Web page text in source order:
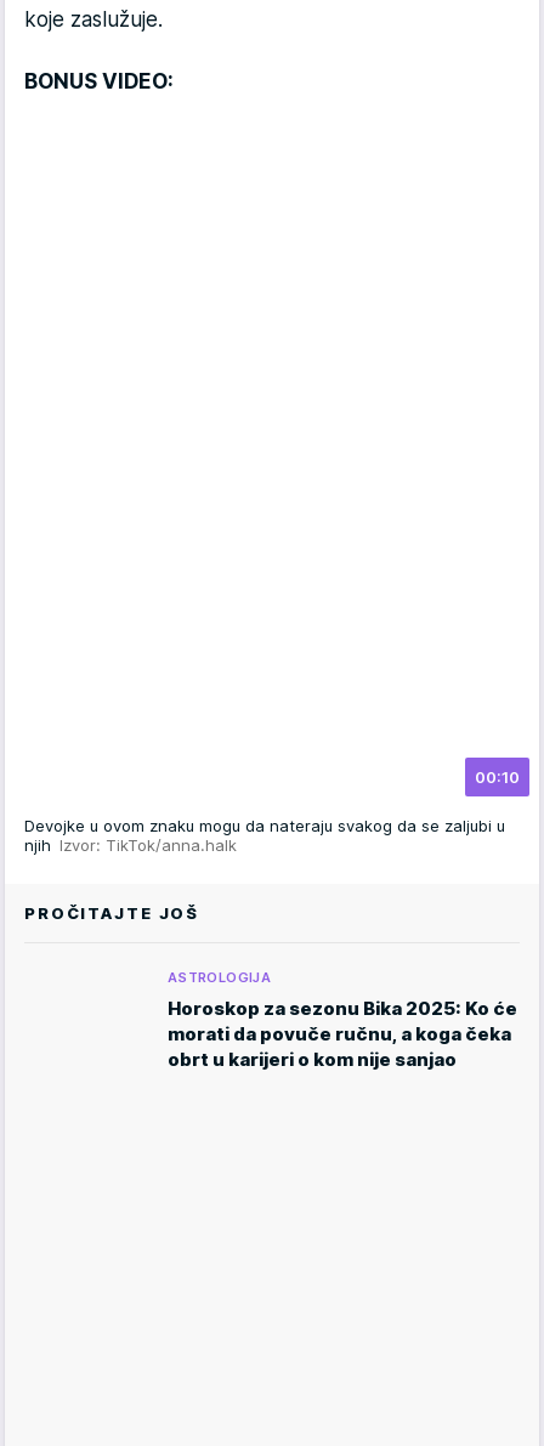
koje zaslužuje.
BONUS VIDEO:
00:10
Devojke u ovom znaku mogu da nateraju svakog da se zaljubi u
njih Izvor: TikTok/anna.halk
PROČITAJTE JOŠ
ASTROLOGIJA
Horoskop za sezonu Bika 2025: Ko će
morati da povuče ručnu, a koga čeka
obrt u karijeri o kom nije sanjao